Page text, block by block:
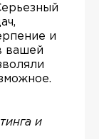
и
вашей
и